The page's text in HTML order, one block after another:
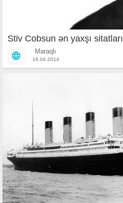
Stiv Cobsun ən yaxşı sitatları
Maraqlı
18.04.2014